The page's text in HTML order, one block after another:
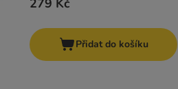
279 Kč
Přidat do košíku